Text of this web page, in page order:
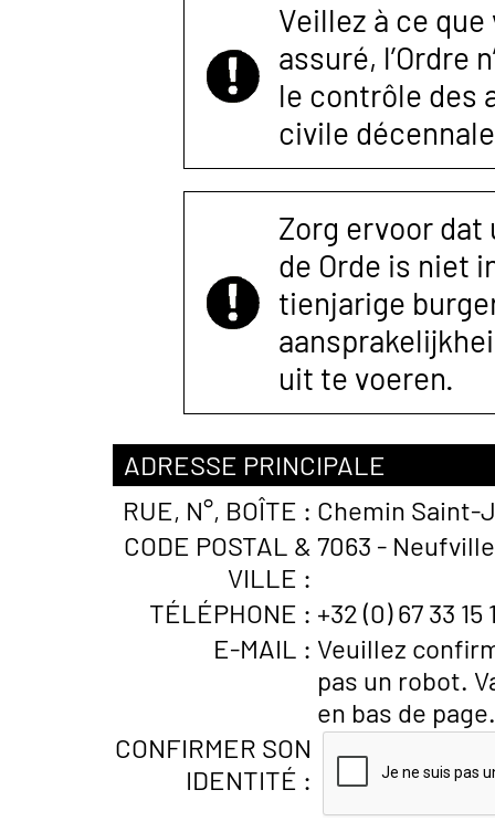
Veillez à ce
assuré, l’Ordre
le contrôle des
civile
Zorg ervoor
de Orde is niet
tienjarige
uit te voeren.
ADRESSE PRINCIPALE
RUE, N°, BOÎTE : Chemin Saint-
CODE POSTAL &
VILLE :
7063 -
TÉLÉPHONE : +32 (0) 67 33 15
E-MAIL : Veuillez
pas un robot.
en bas de page.
CONFIRMER SON
IDENTITÉ :